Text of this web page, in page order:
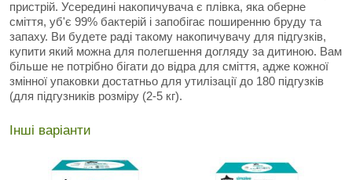
пристрій. Усередині накопичувача є плівка, яка оберне
сміття, уб'є 99% бактерій і запобігає поширенню бруду та
запаху. Ви будете раді такому накопичувачу для підгузків,
купити який можна для полегшення догляду за дитиною. Вам
більше не потрібно бігати до відра для сміття, адже кожної
змінної упаковки достатньо для утилізації до 180 підгузків
(для підгузників розміру (2-5 кг).
Інші варіанти